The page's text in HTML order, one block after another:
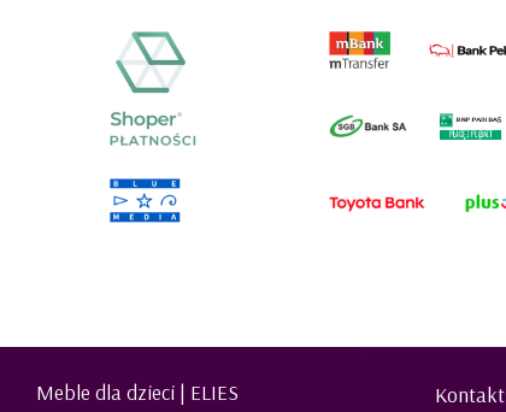
Meble dla dzieci | ELIES
Kontakt